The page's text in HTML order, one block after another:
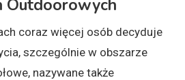
Outdoorowych
coraz więcej osób decyduje
szczególnie w obszarze
nazywane także